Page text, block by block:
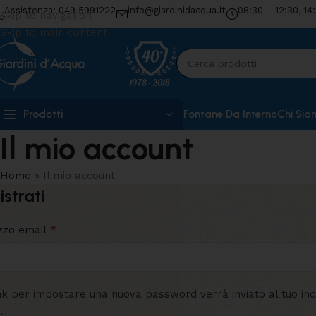
Skip to navigation
Skip to main content
Assistenza: 049 5991222 info@giardinidacqua.it 08:30 – 12:30,
Prodotti Fontane Da InternoChi
Il mio account
Home » Il mio account
email *
per impostare una nuova password verrà inviato al tuo